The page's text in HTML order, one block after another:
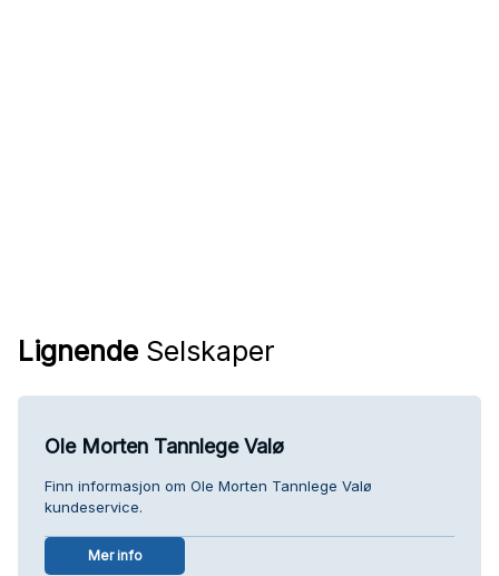
Lignende Selskaper
Ole Morten Tannlege Valø
Finn informasjon om Ole Morten Tannlege Valø
kundeservice.
Mer info